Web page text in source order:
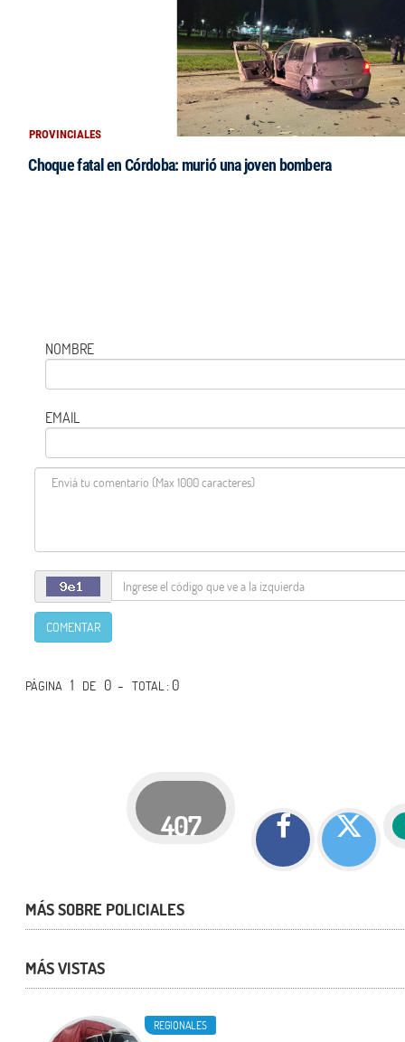
PROVINCIALES
Choque fatal en Córdoba: murió una joven bombera
NOMBRE
EMAIL
COMENTAR
PÁGINA 1 DE 0 -TOTAL: 0
407
MÁS SOBRE POLICIALES
MÁS VISTAS
REGIONALES